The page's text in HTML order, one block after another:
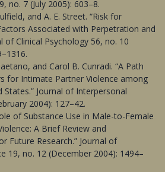
no. 7 (July 2005): 603–8.
and A. E. Street. “Risk for
Associated with Perpetration and
of Clinical Psychology 56, no. 10
and Carol B. Cunradi. “A Path
for Intimate Partner Violence among
States.” Journal of Interpersonal
2004): 127–42.
of Substance Use in Male-to-Female
A Brief Review and
Future Research.” Journal of
19, no. 12 (December 2004): 1494–